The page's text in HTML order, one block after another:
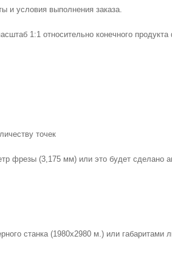
и условия выполнения заказа.
1:1 относительно конечного продукта
точек
фрезы (3,175 мм) или это будет сделано
станка (1980х2980 м.) или габаритами